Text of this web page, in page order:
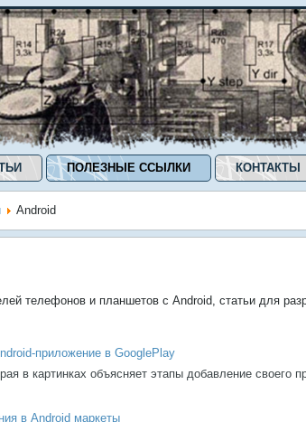
ПОЛЕЗНЫЕ ССЫЛКИ КОНТАКТЫ
Android
телефонов и планшетов с Android, статьи для
приложение в GooglePlay
в картинках объясняет этапы добавление своего
в Android маркеты